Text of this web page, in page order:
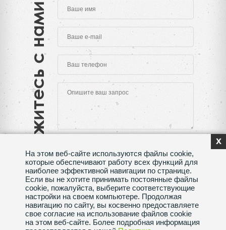
Свяжитесь с нами
Нажимая на кнопку "Отправить", Вы даете согласие
на обработку своихперсональных данных
Сделано в веб-студииSeoMAX
x
На этом веб-сайте используются файлы cookie,
которые обеспечивают работу всех функций для
наиболее эффективной навигации по странице.
Если вы не хотите принимать постоянные файлы
cookie, пожалуйста, выберите соответствующие
настройки на своем компьютере. Продолжая
навигацию по сайту, вы косвенно предоставляете
свое согласие на использование файлов cookie
на этом веб-сайте. Более подробная информация